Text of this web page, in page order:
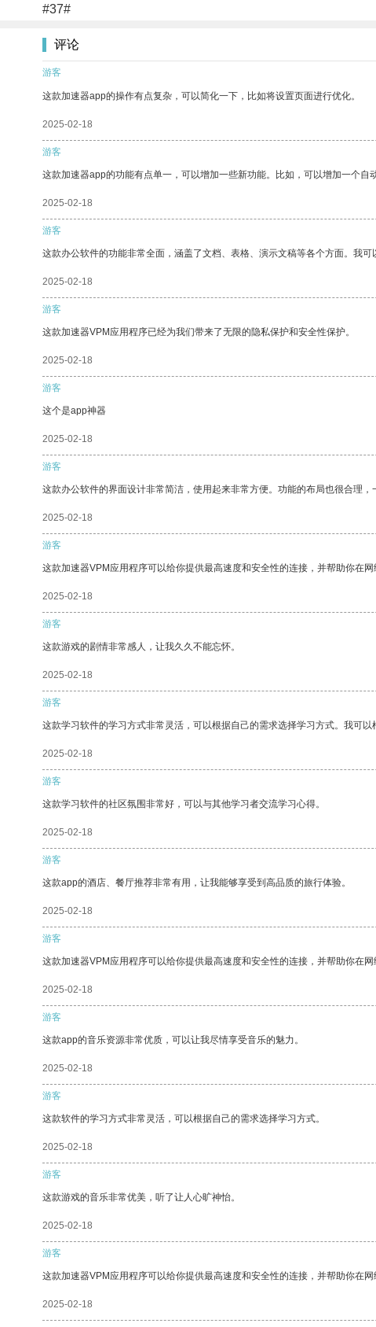
#37#
评论
游客
这款加速器app的操作有点复杂，可以简化一下，比如将设置页面进行优化。
2025-02-18
游客
这款加速器app的功能有点单一，可以增加一些新功能。比如，可以增加一个
2025-02-18
游客
这款办公软件的功能非常全面，涵盖了文档、表格、演示文稿等各个方面。我可
2025-02-18
游客
这款加速器VPM应用程序已经为我们带来了无限的隐私保护和安全性保护。
2025-02-18
游客
这个是app神器
2025-02-18
游客
这款办公软件的界面设计非常简洁，使用起来非常方便。功能的布局也很合理，
2025-02-18
游客
这款加速器VPM应用程序可以给你提供最高速度和安全性的连接，并帮助你在网
2025-02-18
游客
这款游戏的剧情非常感人，让我久久不能忘怀。
2025-02-18
游客
这款学习软件的学习方式非常灵活，可以根据自己的需求选择学习方式。我可以
2025-02-18
游客
这款学习软件的社区氛围非常好，可以与其他学习者交流学习心得。
2025-02-18
游客
这款app的酒店、餐厅推荐非常有用，让我能够享受到高品质的旅行体验。
2025-02-18
游客
这款加速器VPM应用程序可以给你提供最高速度和安全性的连接，并帮助你在网
2025-02-18
游客
这款app的音乐资源非常优质，可以让我尽情享受音乐的魅力。
2025-02-18
游客
这款软件的学习方式非常灵活，可以根据自己的需求选择学习方式。
2025-02-18
游客
这款游戏的音乐非常优美，听了让人心旷神怡。
2025-02-18
游客
这款加速器VPM应用程序可以给你提供最高速度和安全性的连接，并帮助你在网
2025-02-18